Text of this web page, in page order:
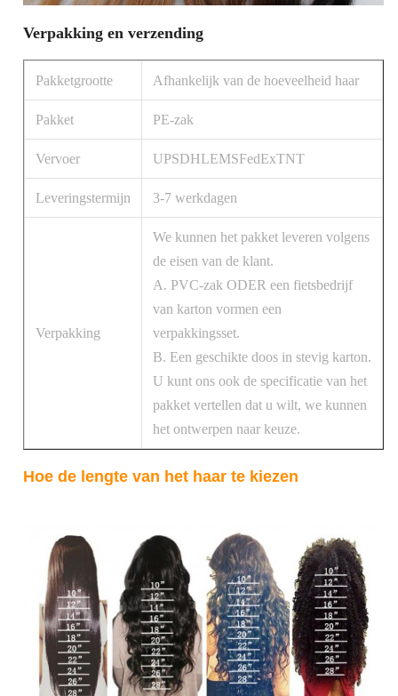
Verpakking en verzending
Pakketgrootte Afhankelijk van de hoeveelheid haar
Pakket PE-zak
Vervoer UPSDHLEMSFedExTNT
Leveringstermijn 3-7 werkdagen
Verpakking
We kunnen het pakket leveren volgens
de eisen van de klant.
A. PVC-zak ODER een fietsbedrijf
van karton vormen een
verpakkingsset.
B. Een geschikte doos in stevig karton.
U kunt ons ook de specificatie van het
pakket vertellen dat u wilt, we kunnen
het ontwerpen naar keuze.
Hoe de lengte van het haar te kiezen